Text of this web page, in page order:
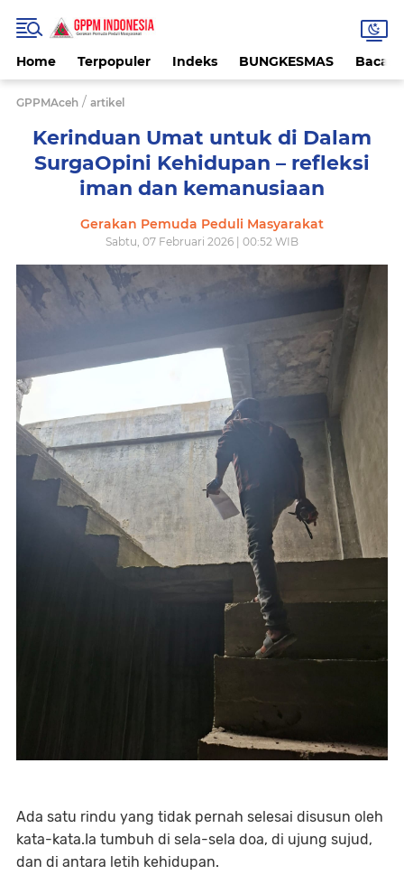
Home Terpopuler Indeks BUNGKESMAS
GPPMAceh / artikel
Kerinduan Umat untuk di Dalam
SurgaOpini Kehidupan – refleksi
iman dan kemanusiaan
Gerakan Pemuda Peduli Masyarakat
Sabtu, 07 Februari 2026 | 00:52 WIB
Ada satu rindu yang tidak pernah selesai disusun oleh
kata-kata.Ia tumbuh di sela-sela doa, di ujung sujud,
dan di antara letih kehidupan.